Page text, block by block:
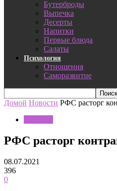
Бутерброды
Выпечка
Десерты
Напитки
Первые блюда
Салаты
Психология
Отношения
Саморазвитие
Домой Новости РФС расторг
РФС расторг
08.07.2021
396
0